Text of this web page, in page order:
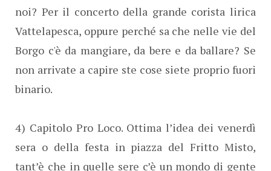
noi? Per il concerto della grande corista lirica
Vattelapesca, oppure perché sa che nelle vie del
Borgo c'è da mangiare, da bere e da ballare? Se
non arrivate a capire ste cose siete proprio fuori
binario.
4) Capitolo Pro Loco. Ottima l’idea dei venerdì
sera o della festa in piazza del Fritto Misto,
tant’è che in quelle sere c’è un mondo di gente